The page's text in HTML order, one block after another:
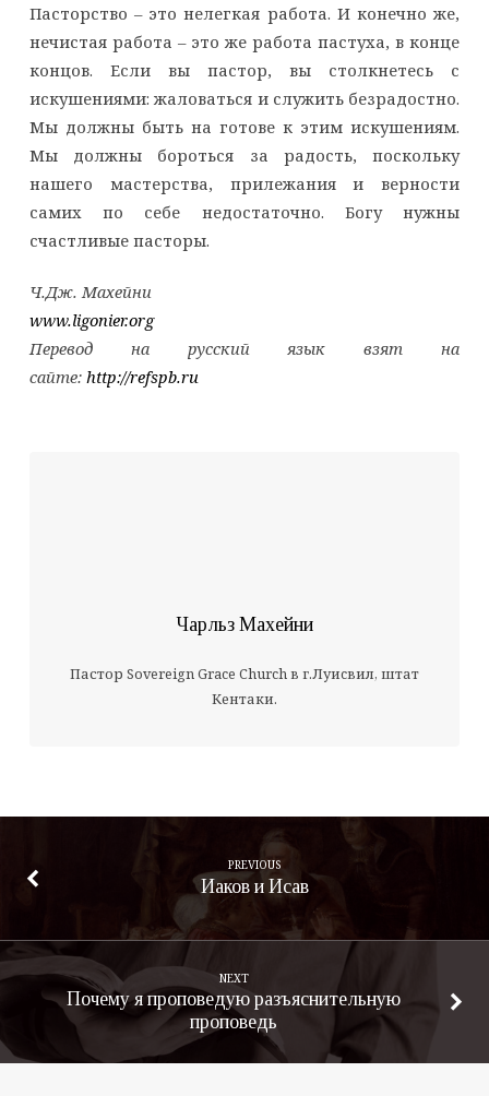
Пасторство – это нелегкая работа. И конечно же,
нечистая работа – это же работа пастуха, в конце
концов. Если вы пастор, вы столкнетесь с
искушениями: жаловаться и служить безрадостно.
Мы должны быть на готове к этим искушениям.
Мы должны бороться за радость, поскольку
нашего мастерства, прилежания и верности
самих по себе недостаточно. Богу нужны
счастливые пасторы.
Ч.Дж. Махейни
www.ligonier.org
Перевод на русский язык взят на
сайте: http://refspb.ru
Чарльз Махейни
Пастор Sovereign Grace Church в г.Луиcвил, штат
Кентаки.
PREVIOUS
Иаков и Исав
NEXT
Почему я проповедую разъяснительную
проповедь